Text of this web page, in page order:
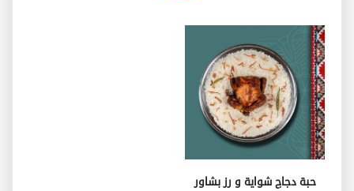
حبة دجاج شواية و رز بشاور